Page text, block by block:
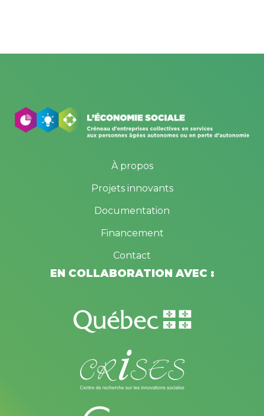
À propos
Projets innovants
Documentation
Financement
Contact
EN COLLABORATION AVEC :